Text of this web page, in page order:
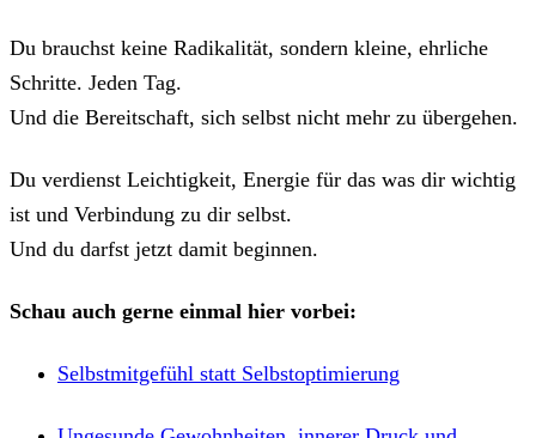
Du brauchst keine Radikalität, sondern kleine, ehrliche
Schritte. Jeden Tag.
Und die Bereitschaft, sich selbst nicht mehr zu übergehen.
Du verdienst Leichtigkeit, Energie für das was dir wichtig
ist und Verbindung zu dir selbst.
Und du darfst jetzt damit beginnen.
Schau auch gerne einmal hier vorbei:
Selbstmitgefühl statt Selbstoptimierung